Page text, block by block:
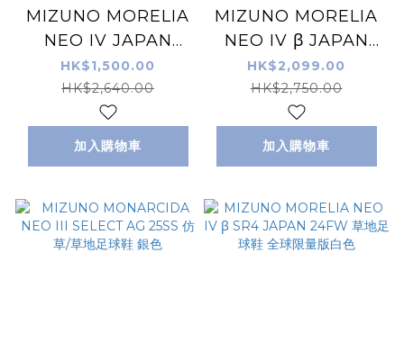
MIZUNO MORELIA
NEO IV JAPAN
25SS 仿草/草地足球
鞋 銀色
HK$1,500.00
HK$2,640.00
加入購物車
MIZUNO MORELIA
NEO IV β JAPAN
25SS 仿草/草地足球
鞋 銀色
HK$2,099.00
HK$2,750.00
加入購物車